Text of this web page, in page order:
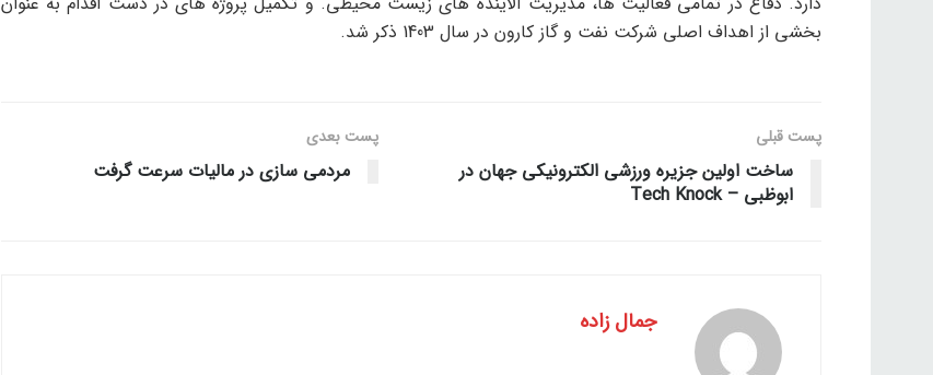
بخشی از اهداف اصلی شرکت نفت و گاز کارون در سال 1403 ذکر شد.
پست قبلی
ساخت اولین جزیره ورزشی الکترونیکی جهان در
ابوظبی – Tech Knock
پست‌ بعدی
مردمی سازی در مالیات سرعت گرفت
جمال زاده